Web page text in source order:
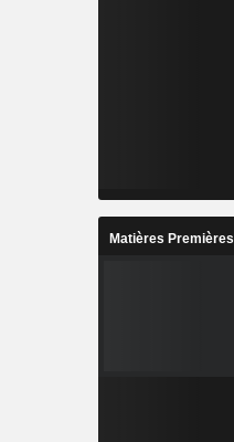
Matières Premières